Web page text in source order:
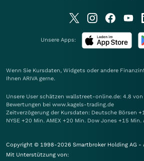
Unsere Apps:
Wenn Sie Kursdaten, Widgets oder andere
Ihnen ARIVA gerne.
Unsere User schätzen wallstreet-online.de: 4.8
Bewertungen bei www.kagels-trading.de
Zeitverzögerung der Kursdaten: Deutsche Börsen
NYSE +20 Min. AMEX +20 Min. Dow Jones +15
Copyright © 1998-2026 Smartbroker Holding AG -
Mit Unterstützung von: